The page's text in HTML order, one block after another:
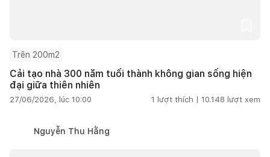
Trên 200m2
Cải tạo nhà 300 năm tuổi thành không gian sống hiện
đại giữa thiên nhiên
27/06/2026, lúc 10:00 1 lượt thích | 10.148 lượt xem
Nguyễn Thu Hằng